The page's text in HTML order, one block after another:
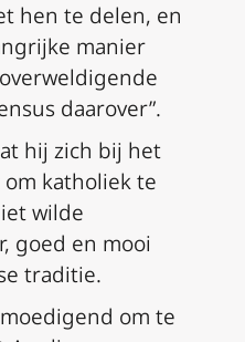
hen te delen, en
manier
daarover”.
hij zich bij het
katholiek te
wilde
goed en mooi
traditie.
om te